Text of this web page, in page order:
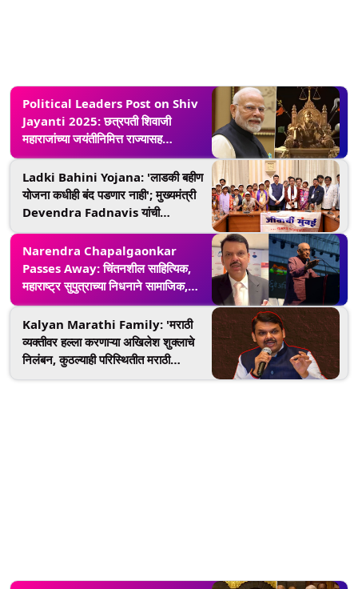
Political Leaders Post on Shiv
Jayanti 2025: छत्रपती शिवाजी
महाराजांच्या जयंतीनिमित्त राज्यासह
देशभरातील राजकीय नेत्यांकडून सोशल
मीडियाद्वारे शुभेच्छा
Ladki Bahini Yojana: 'लाडकी बहीण
योजना कधीही बंद पडणार नाही'; मुख्यमंत्री
Devendra Fadnavis यांची
आश्वासनपर ग्वाही
Narendra Chapalgaonkar
Passes Away: चिंतनशील साहित्यिक,
महाराष्ट्र सुपुत्राच्या निधनाने सामाजिक,
वैचारिक क्षेत्राची हानी - न्या. नरेंद्र
चपळगावकर यांना मुख्यमंत्री देवेंद्र फडणवीस
यांची श्रद्धांजली
Kalyan Marathi Family: 'मराठी
व्यक्तीवर हल्ला करणाऱ्या अखिलेश शुक्लाचे
निलंबन, कुठल्याही परिस्थितीत मराठी